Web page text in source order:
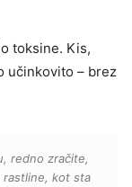
toksine. Kis,
učinkovito – brez
redno zračite,
rastline, kot sta